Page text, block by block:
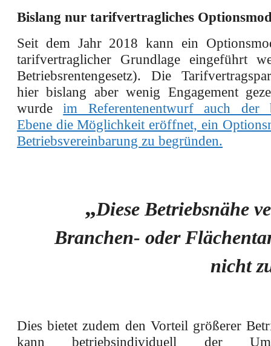
Bislang nur tarifvertragliches
Seit dem Jahr 2018 kann ein
tarifvertraglicher Grundlage eingeführt
Betriebsrentengesetz). Die
hier bislang aber wenig Engagement
wurdeim Referentenentwurf auch der
Ebene die Möglichkeit eröffnet, ein
Betriebsvereinbarung zu begründen.
„Diese Betriebsnähe
Branchen- oder
nicht
Dies bietet zudem den Vorteil größerer
kann betriebsindividuell der